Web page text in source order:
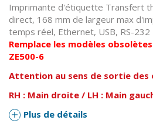
Imprimante d'étiquette Transfert
direct, 168 mm de largeur max
temps réel, Ethernet, USB, RS-232
Remplace les modèles obsolètes
ZE500-6
Attention au sens de sortie
RH : Main droite / LH : Main
Plus de détails